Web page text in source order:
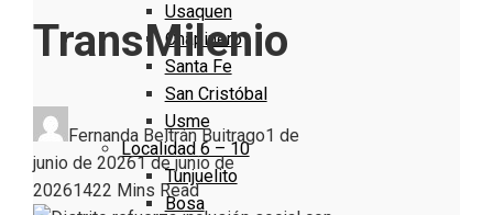
Usaquen
Chapinero
Santa Fe
San Cristóbal
Usme
Localidad 6 – 10
Tunjuelito
Bosa
TransMilenio
Fernanda Beltrán Buitrago1 de
junio de 20261 de junio de
20261422 Mins Read